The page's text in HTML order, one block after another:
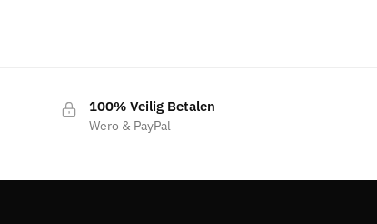
100% Veilig Betalen
Wero & PayPal